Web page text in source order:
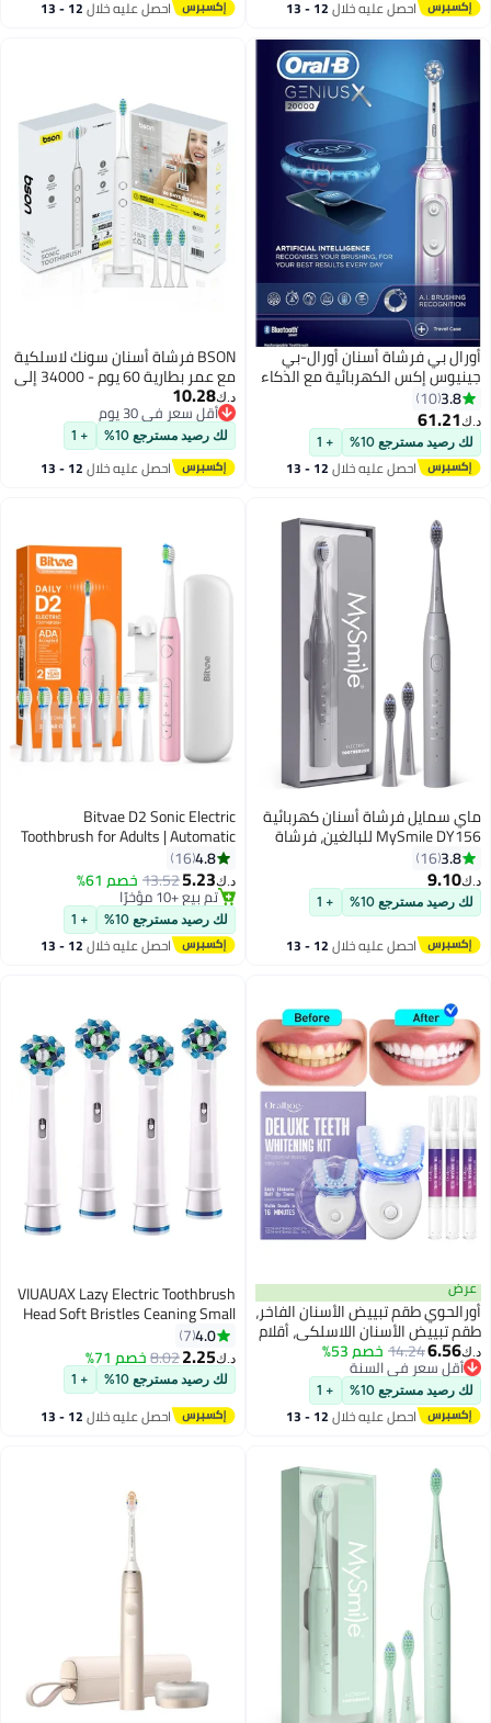
دورة في الدقيقة، الشحنة الواحدة
تدوم 60 يومًا (أصفر، الحجم متوسط)
احصل عليه خلال 12 - 13 احصل عليه خلال 12 - 13
أورال بي فرشاة أسنان أورال-بي
جينيوس إكس الكهربائية مع الذكاء
الاصطناعي، مقبض متصل بالتطبيق،
مع تبييض الأسنان، وردي
3.8
10
د.ك‏61.21
لك رصيد مسترجع 10% + 1
احصل عليه خلال 12 - 13
BSON فرشاة أسنان سونك لاسلكية
مع عمر بطارية 60 يوم - 34000 إلى
40000 حركة في الدقيقة لتنظيف
عميق - قوة تبييض 10X، قاعدة
تصميم عصري مريح
د.ك‏10.28
أقل سعر في 30 يوم
أقل سعر في 30 يوم
لك رصيد مسترجع 10% + 1
احصل عليه خلال 12 - 13
ماي سمايل فرشاة أسنان كهربائية
MySmile DY156 للبالغين، فرشاة
أسنان صوتية قابلة لإعادة الشحن
مؤقت ذكي بـ 2 دقيقة و 5 أوضاع،
45000 دورة في الدقيقة، شحنة
واحدة تكفي لمدة 60 يومًا (رمادي،
مقاس متوسط)
3.8
16
د.ك‏9.10
لك رصيد مسترجع 10% + 1
احصل عليه خلال 12 - 13
Bitvae D2 Sonic Electric
Toothbrush for Adults | Automatic
Toothbrush Electric | 5 Cleaning
Modes | 8 Toothbrush Heads |
Travel Toothbrush with Case |
Electric Brush for Deep Cleaning
4.8
16
د.ك‏5.23
13.52خصم 61%
تم بيع +10 مؤخرًا
تم بيع +10 مؤخرًا
لك رصيد مسترجع 10% + 1
احصل عليه خلال 12 - 13
عرض
أورالحوي طقم تبييض الأسنان الفاخر،
طقم تبييض الأسنان اللاسلكي، أقلام
جل التبييض الاحترافية، شرائط طقم
الأسنان، مع 32 ضوء LED مزدوج
أقلام جل لتبييض الأسنان، تبييض
بدرجة طبية في المنزل
د.ك‏6.56
14.24خصم 53%
أقل سعر في السنة
أقل سعر في السنة
لك رصيد مسترجع 10% + 1
احصل عليه خلال 12 - 13
VIUAUAX Lazy Electric Toothbrush
Head Soft Bristles Ceaning Small
Brush Head,Compatible with Oral-
B Electric Toothbrush Head (4
pieces) Cross Action Toothbrush
Heads Compatible with Oral-B
Devices - 4 Pieces
4.0
7
د.ك‏2.25
8.02خصم 71%
لك رصيد مسترجع 10% + 1
احصل عليه خلال 12 - 13